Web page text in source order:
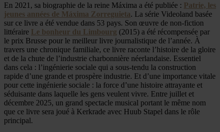
En 2021, sa biographie de la reine Máxima a été publiée : Patrie, les
jeunes années de Máxima Zorreguieta. La série Videoland basée
sur ce livre a été vendue dans 53 pays. Son œuvre de non-fiction
littéraire Le bonheur du Limbourg (2015) a été récompensée par
le prix Brusse pour le meilleur livre journalistique de l’année. À
travers une chronique familiale, ce livre raconte l’histoire de la gloire
et de la chute de l’industrie charbonnière néerlandaise. Essentiel
dans cela : l’ingénierie sociale qui a sous-tendu la construction
rapide d’une grande et prospère industrie. Et d’une importance vitale
pour cette ingénierie sociale : la force d’une histoire attrayante et
séduisante dans laquelle les gens veulent vivre. Entre juillet et
décembre 2025, un grand spectacle musical portant le même nom
que ce livre sera joué à Kerkrade avec Huub Stapel dans le rôle
principal.